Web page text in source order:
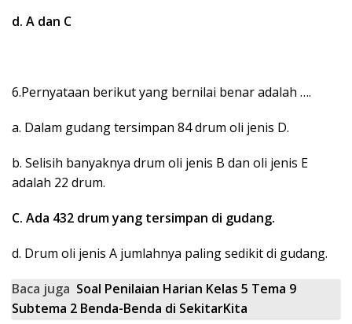
d. A dan C
6.Pernyataan berikut yang bernilai benar adalah ….
a. Dalam gudang tersimpan 84 drum oli jenis D.
b. Selisih banyaknya drum oli jenis B dan oli jenis E
adalah 22 drum.
C. Ada 432 drum yang tersimpan di gudang.
d. Drum oli jenis A jumlahnya paling sedikit di gudang.
Baca juga Soal Penilaian Harian Kelas 5 Tema 9
Subtema 2 Benda-Benda di SekitarKita